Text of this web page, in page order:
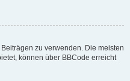
zu verwenden. Die meisten
können über BBCode erreicht